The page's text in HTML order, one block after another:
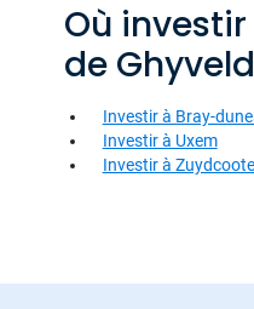
Où
de
Investir à Bray-
Investir à Uxem
Investir à Zuydcoote